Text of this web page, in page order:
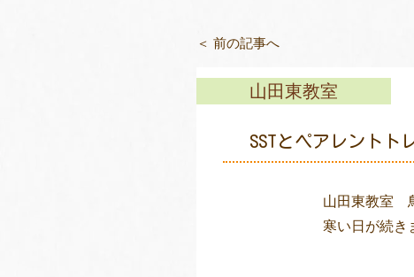
＜ 前の記事へ
山田東教室
SSTとペアレントト
山田東教室
寒い日が続き